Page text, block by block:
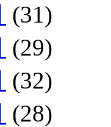
(31)
(29)
(32)
(28)